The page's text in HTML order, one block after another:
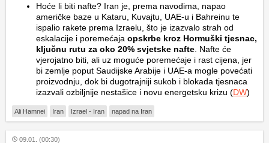
Hoće li biti nafte? Iran je, prema navodima, napao
američke baze u Kataru, Kuvajtu, UAE-u i Bahreinu te
ispalio rakete prema Izraelu, što je izazvalo strah od
eskalacije i poremećaja opskrbe kroz Hormuški tjesnac,
ključnu rutu za oko 20% svjetske nafte . Nafte će
vjerojatno biti, ali uz moguće poremećaje i rast cijena, jer
bi zemlje poput Saudijske Arabije i UAE-a mogle povećati
proizvodnju, dok bi dugotrajniji sukob i blokada tjesnaca
izazvali ozbiljnije nestašice i novu energetsku krizu (DW)
Ali Hamnei Iran Izrael - Iran napad na Iran
09.01. (00:30)